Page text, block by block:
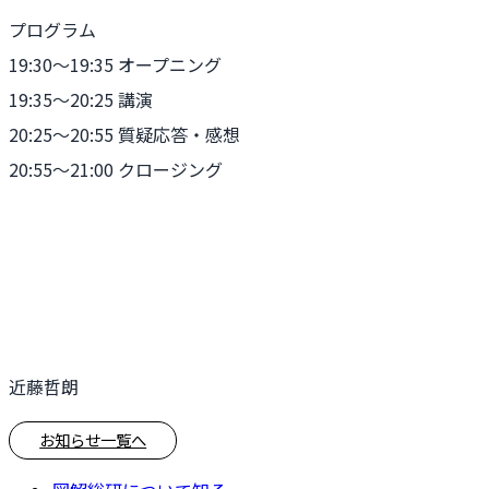
プログラム
19:30〜19:35 オープニング
19:35〜20:25 講演
20:25〜20:55 質疑応答・感想
20:55〜21:00 クロージング
近藤哲朗
お知らせ一覧へ